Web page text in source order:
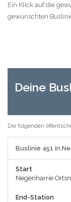
Ein Klick auf die
gewünschten
Deine
Die folgenden
Buslinie 451 in
Start
Negenharrie
End-Station